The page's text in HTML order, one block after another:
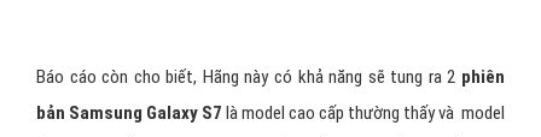
Báo cáo còn cho biết, Hãng này có khả năng sẽ tung ra 2 phiên
bản Samsung Galaxy S7 là model cao cấp thường thấy và model